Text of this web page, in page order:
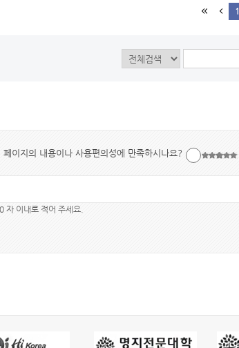
1
페이지의 내용이나 사용편의성에 만족하시나요?
자 이내로 적어 주세요.